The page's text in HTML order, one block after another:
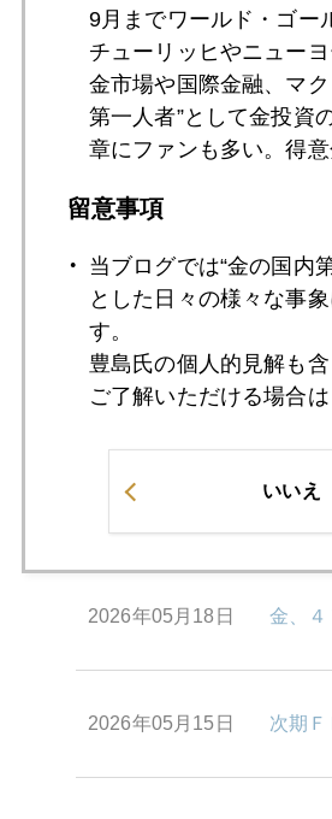
2026年05月25日 金密
2026年05月21日 トラ
2026年05月20日 国際
2026年05月19日
2026年05月18日 金、４
2026年05月15日 次期
9月までワールド・ゴー
チューリッヒやニュー
金市場や国際金融、マ
第一人者”として金投資
章にファンも多い。得
留意事項
当ブログでは“金の国内
とした日々の様々な事
す。
豊島氏の個人的見解も
ご了解いただける場合
いいえ